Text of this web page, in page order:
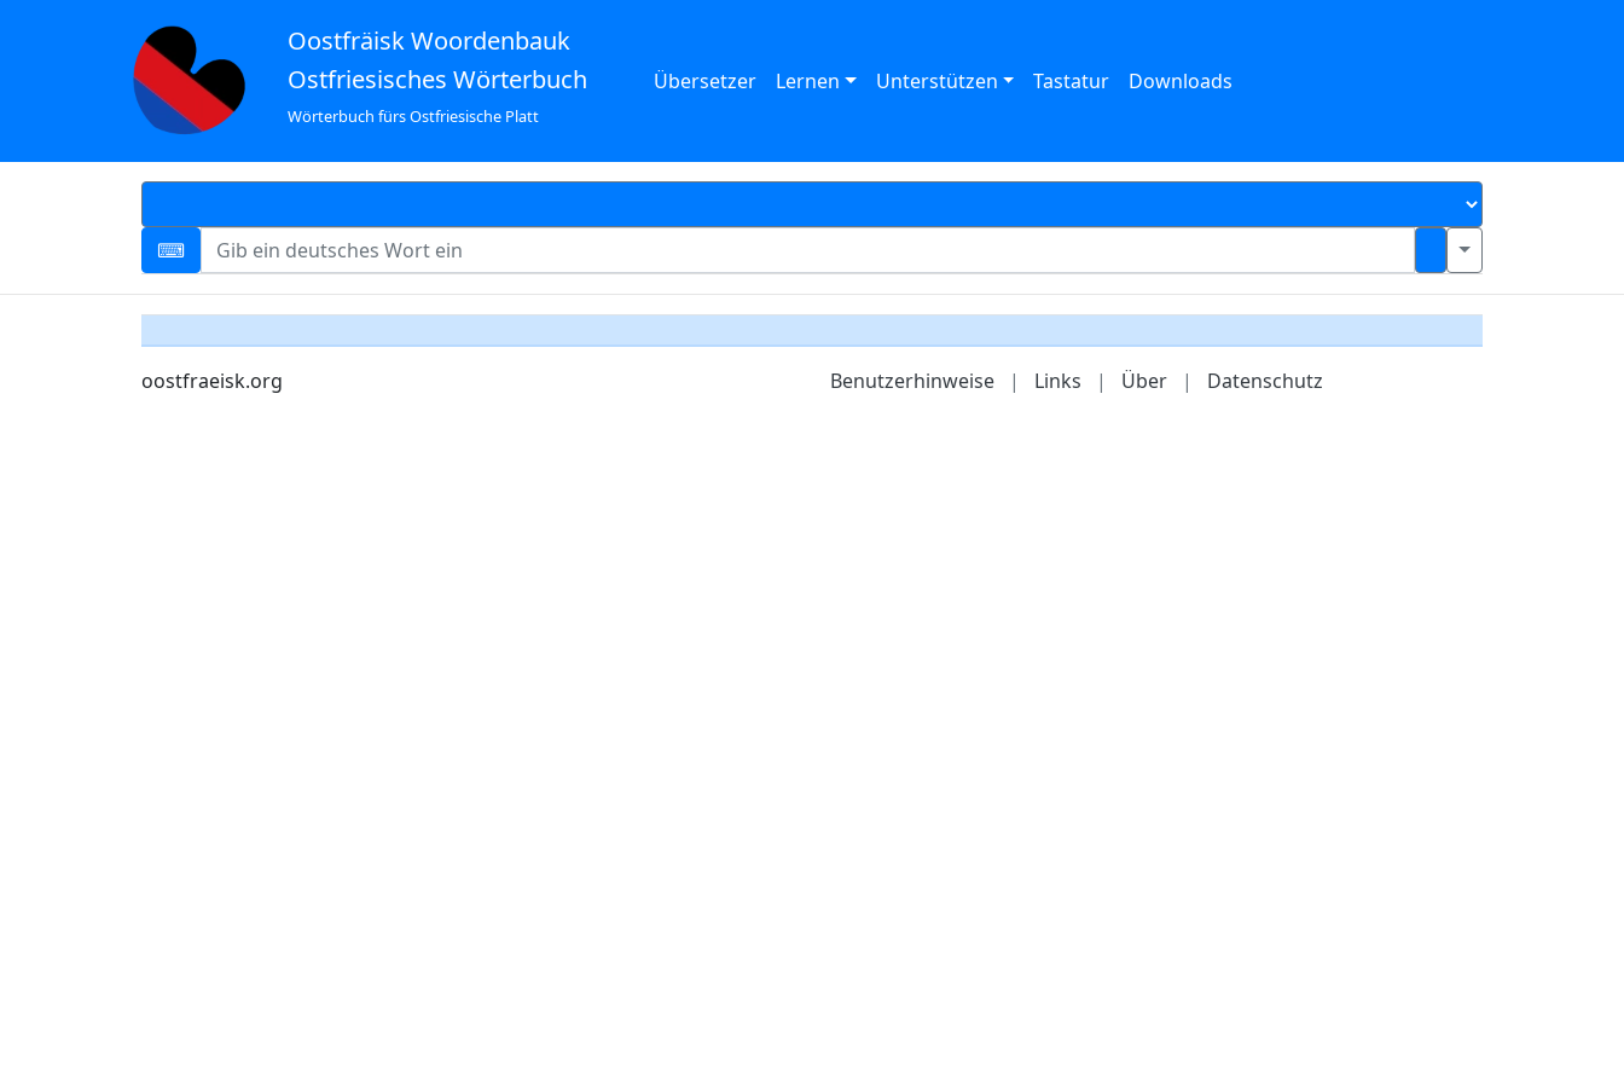
Oostfräisk Woordenbauk
Ostfriesisches Wörterbuch
Wörterbuch fürs Ostfriesische Platt
Übersetzer Lernen Unterstützen Tastatur Downloads
oostfraeisk.org Benutzerhinweise | Links | Über | Datenschutz